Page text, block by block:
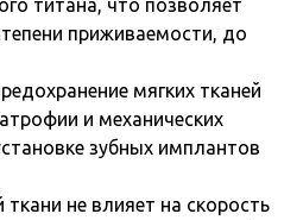
титана, что позволяет
приживаемости, до
мягких тканей
и механических
зубных имплантов
не влияет на скорость